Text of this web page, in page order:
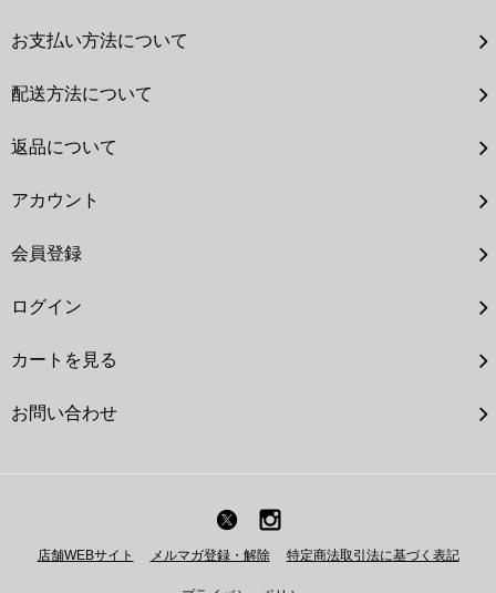
お支払い方法について
配送方法について
返品について
アカウント
会員登録
ログイン
カートを見る
お問い合わせ
店舗WEBサイト メルマガ登録・解除 特定商法取引法に基づく表記